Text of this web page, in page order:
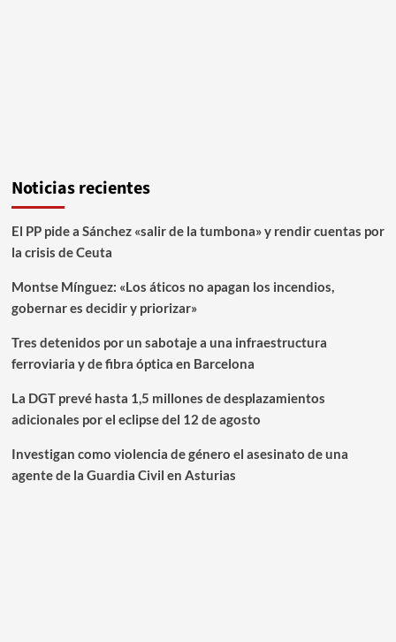
Noticias recientes
El PP pide a Sánchez «salir de la tumbona» y rendir cuentas por
la crisis de Ceuta
Montse Mínguez: «Los áticos no apagan los incendios,
gobernar es decidir y priorizar»
Tres detenidos por un sabotaje a una infraestructura
ferroviaria y de fibra óptica en Barcelona
La DGT prevé hasta 1,5 millones de desplazamientos
adicionales por el eclipse del 12 de agosto
Investigan como violencia de género el asesinato de una
agente de la Guardia Civil en Asturias